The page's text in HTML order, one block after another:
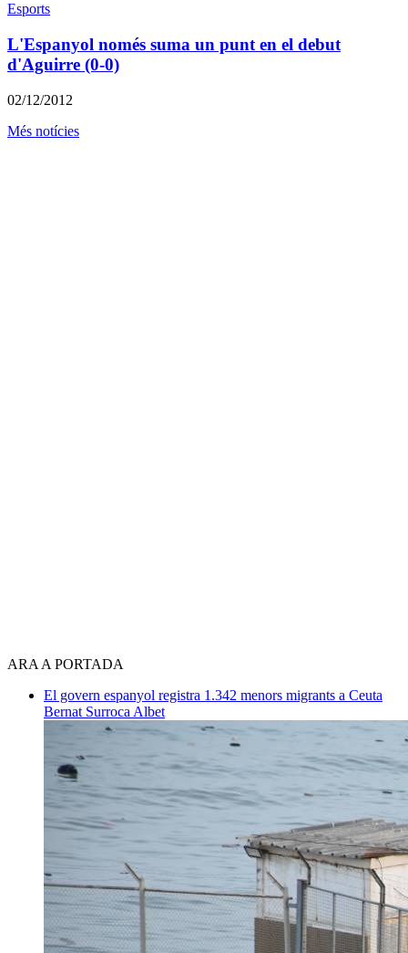
Esports
L'Espanyol només suma un punt en el debut
d'Aguirre (0-0)
02/12/2012
Més notícies
ARA A PORTADA
El govern espanyol registra 1.342 menors migrants a Ceuta
Bernat Surroca Albet